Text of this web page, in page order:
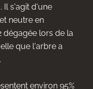
Il s'agit d'une
neutre en
dégagée lors de la
que l'arbre a
environ 95%